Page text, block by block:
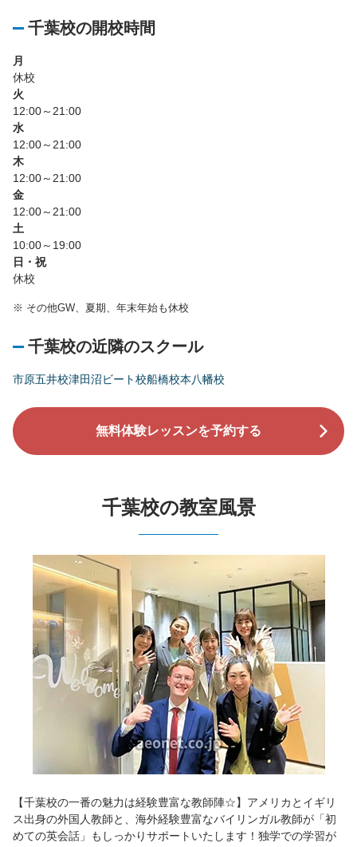
千葉校の開校時間
月
休校
火
12:00～21:00
水
12:00～21:00
木
12:00～21:00
金
12:00～21:00
土
10:00～19:00
日・祝
休校
※ その他GW、夏期、年末年始も休校
千葉校の近隣のスクール
市原五井校津田沼ビート校船橋校本八幡校
無料体験レッスンを予約する
千葉校の教室風景
【千葉校の一番の魅力は経験豊富な教師陣☆】アメリカとイギリ
ス出身の外国人教師と、海外経験豊富なバイリンガル教師が「初
めての英会話」もしっかりサポートいたします！独学での学習が